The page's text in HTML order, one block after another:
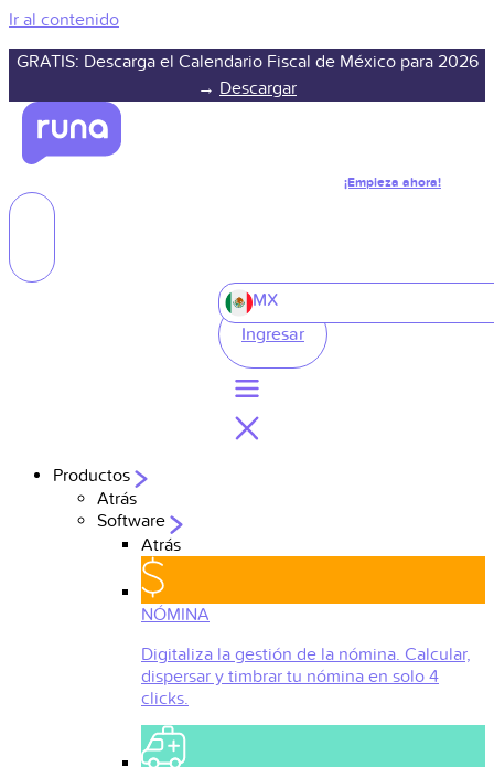
Ir al contenido
GRATIS: Descarga el Calendario Fiscal de México para 2026
→ Descargar
¡Empieza ahora!
MX
Ingresar
Productos
Atrás
Software
Atrás
NÓMINA
Digitaliza la gestión de la nómina. Calcular,
dispersar y timbrar tu nómina en solo 4
clicks.